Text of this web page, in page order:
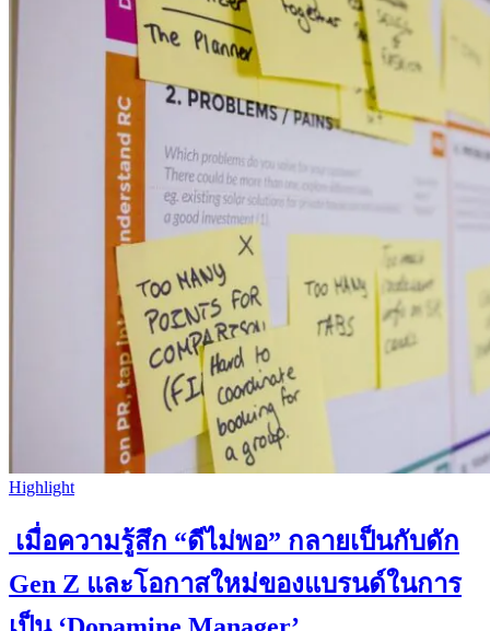
Highlight
เมื่อความรู้สึก “ดีไม่พอ” กลายเป็นกับดัก
Gen Z และโอกาสใหม่ของแบรนด์ในการ